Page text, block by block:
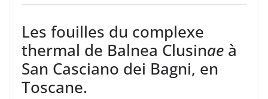
Les fouilles du complexe
thermal de Balnea Clusinae à
San Casciano dei Bagni, en
Toscane.